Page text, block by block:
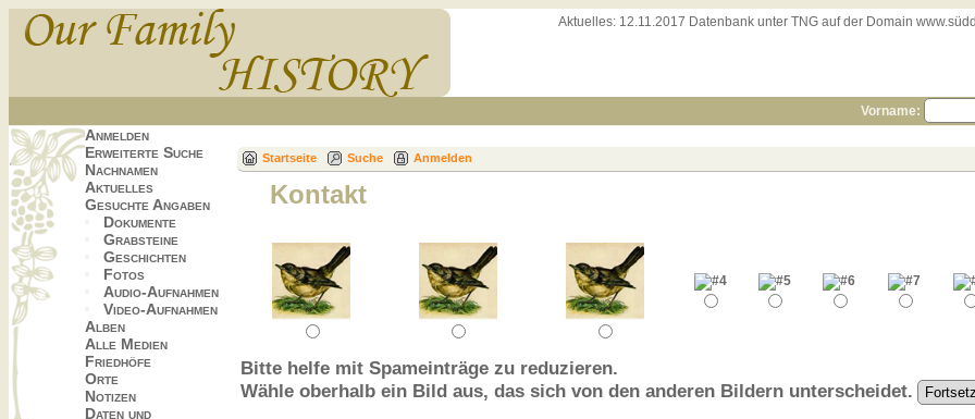
Aktuelles: 12.11.2017 Datenbank unter TNG auf der Domain
Vorname:
Anmelden
Erweiterte Suche
Nachnamen
Aktuelles
Gesuchte Angaben
Dokumente
Grabsteine
Geschichten
Fotos
Audio-Aufnahmen
Video-Aufnahmen
Alben
Alle Medien
Friedhöfe
Orte
Notizen
Daten und
Startseite Suche Anmelden
Kontakt
Bitte helfe mit Spameinträge zu reduzieren.
Wähle oberhalb ein Bild aus, das sich von den anderen Bildern unterscheidet.